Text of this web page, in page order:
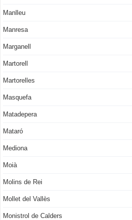
Manlleu
Manresa
Marganell
Martorell
Martorelles
Masquefa
Matadepera
Mataró
Mediona
Moià
Molins de Rei
Mollet del Vallès
Monistrol de Calders